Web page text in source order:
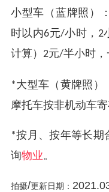
小型车（蓝牌照）：
时以内6元/小时， 2
计算） 2元/半小时
*大型车（黄牌照）
摩托车按非机动车寄
*按月、按年等长期
询物业。
拍摄/更新日期：